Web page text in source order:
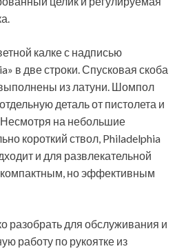
калке с надписью
в две строки. Спусковая скоба
из латуни. Шомпол
деталь от пистолета и
Несмотря на небольшие
короткий ствол, Philadelphia
и для развлекательной
но эффективным
разобрать для обслуживания и
работу по рукоятке из